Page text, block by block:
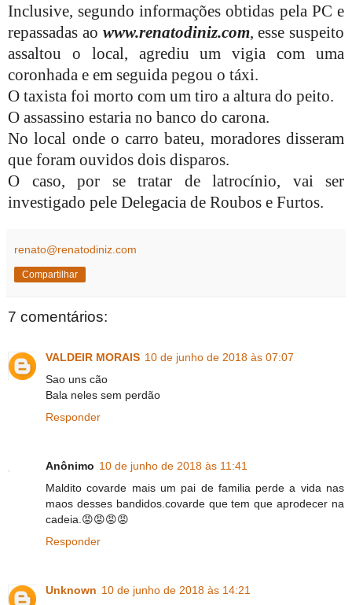
Inclusive, segundo informações obtidas pela PC e
repassadas ao www.renatodiniz.com, esse suspeito
assaltou o local, agrediu um vigia com uma
coronhada e em seguida pegou o táxi.
O taxista foi morto com um tiro a altura do peito.
O assassino estaria no banco do carona.
No local onde o carro bateu, moradores disseram
que foram ouvidos dois disparos.
O caso, por se tratar de latrocínio, vai ser
investigado pele Delegacia de Roubos e Furtos.
renato@renatodiniz.com
Compartilhar
7 comentários:
VALDEIR MORAIS 10 de junho de 2018 às 07:07
Sao uns cão
Bala neles sem perdão
Responder
Anônimo 10 de junho de 2018 às 11:41
Maldito covarde mais um pai de familia perde a vida nas
maos desses bandidos.covarde que tem que aprodecer na
cadeia.😡😡😡😡
Responder
Unknown 10 de junho de 2018 às 14:21